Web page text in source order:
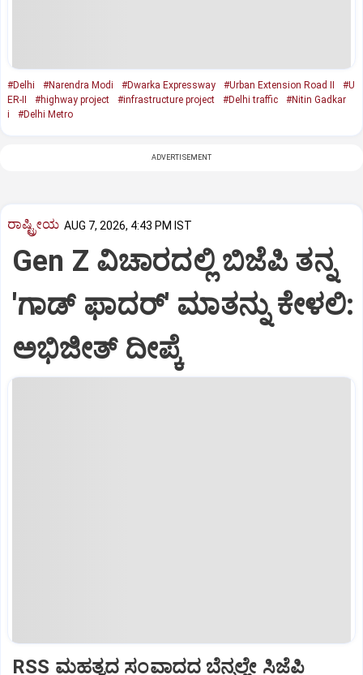
#Delhi #Narendra Modi #Dwarka Expressway #Urban Extension Road II
#U
ER-II
#highway project #infrastructure project #Delhi traffic
#Nitin Gadkar
i
#Delhi Metro
ADVERTISEMENT
ರಾಷ್ಟ್ರೀಯ AUG 7, 2026, 4:43 PM IST
Gen Z ವಿಚಾರದಲ್ಲಿ ಬಿಜೆಪಿ ತನ್ನ
'ಗಾಡ್ ಫಾದರ್' ಮಾತನ್ನು ಕೇಳಲಿ:
ಅಭಿಜೀತ್ ದೀಪ್ಕೆ
RSS ಮಹತ್ವದ ಸಂವಾದದ ಬೆನ್ನಲ್ಲೇ ಸಿಜೆಪಿ